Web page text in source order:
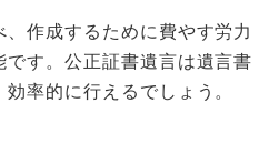
作成するために費やす労力
す。公正証書遺言は遺言書
率的に行えるでしょう。